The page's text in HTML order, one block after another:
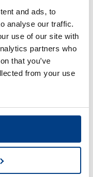
and ads, to
analyse our traffic.
use of our site with
partners who
that you’ve
from your use
dues au
au traitement
(HPHT™)